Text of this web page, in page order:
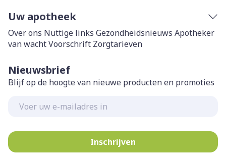
Uw apotheek
Over ons Nuttige links Gezondheidsnieuws Apotheker
van wachtVoorschrift Zorgtarieven
Nieuwsbrief
Blijf op de hoogte van nieuwe producten en promoties
Inschrijven